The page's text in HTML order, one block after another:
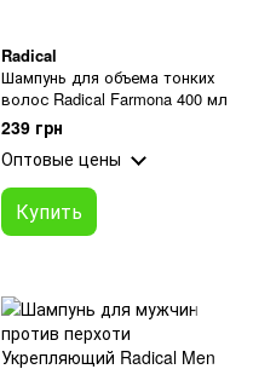
Radical
Шампунь для объема тонких
волос Radical Farmona 400 мл
239 грн
Оптовые цены
Купить